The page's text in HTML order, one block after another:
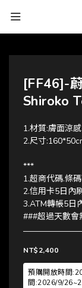
[FF46]-
Shiroko
1.材質:膚面涼
2.尺寸
***
1.超商代碼.條
2.信用卡5日內
3.ATM轉帳5日
###超過天數會
NT$2,400
預購開放時間
間:2026/9/